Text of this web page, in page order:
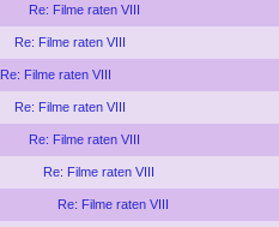
Re: Filme raten VIII
Re: Filme raten VIII
Re: Filme raten VIII
Re: Filme raten VIII
Re: Filme raten VIII
Re: Filme raten VIII
Re: Filme raten VIII